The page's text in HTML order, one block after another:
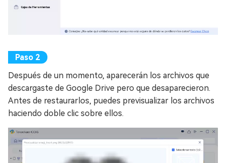
Después de un momento, aparecerán los archivos que
descargaste de Google Drive pero que desaparecieron.
Antes de restaurarlos, puedes previsualizar los archivos
haciendo doble clic sobre ellos.